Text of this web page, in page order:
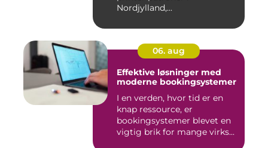
Nordjylland,...
06. aug
Effektive løsninger med
moderne bookingsystemer
I en verden, hvor tid er en
knap ressource, er
bookingsystemer blevet en
vigtig brik for mange virks...